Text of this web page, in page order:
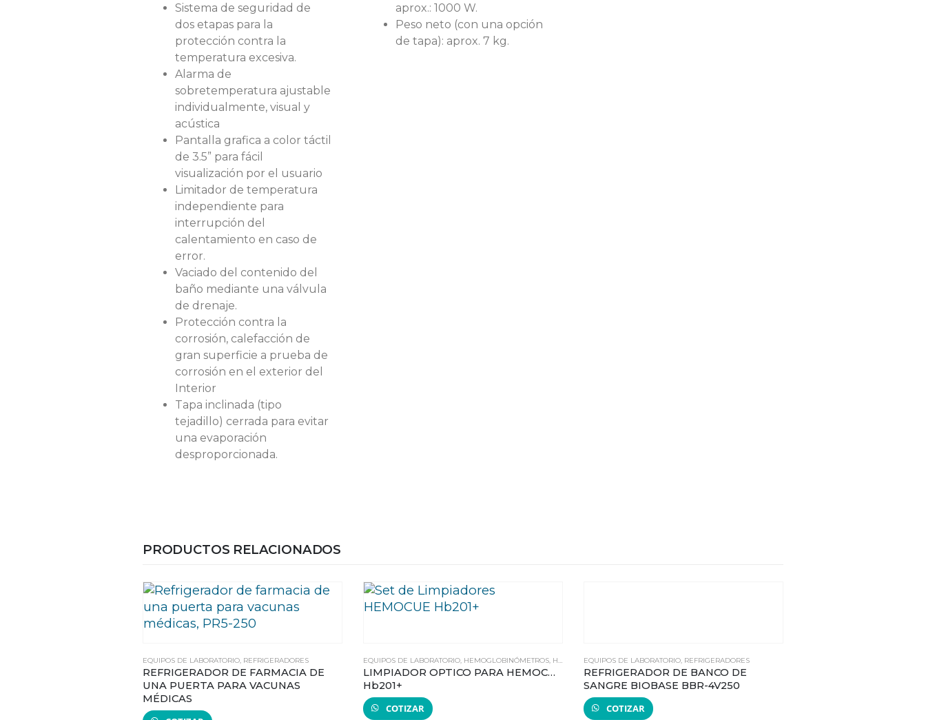
Sistema de seguridad de
dos etapas para la
protección contra la
temperatura excesiva.
Alarma de
sobretemperatura ajustable
individualmente, visual y
acústica
Pantalla grafica a color táctil
de 3.5” para fácil
visualización por el usuario
Limitador de temperatura
independiente para
interrupción del
calentamiento en caso de
error.
Vaciado del contenido del
baño mediante una válvula
de drenaje.
Protección contra la
corrosión, calefacción de
gran superficie a prueba de
corrosión en el exterior del
Interior
Tapa inclinada (tipo
tejadillo) cerrada para evitar
una evaporación
desproporcionada.
aprox.: 1000 W.
Peso neto (con una opción
de tapa): aprox. 7 kg.
PRODUCTOS RELACIONADOS
EQUIPOS DE LABORATORIO REFRIGERADORES
REFRIGERADOR DE FARMACIA DE
UNA PUERTA PARA VACUNAS
MÉDICAS
EQUIPOS DE LABORATORIO, HEMOGLOBINÓMETROS, HEMOGLOBINÓMETROS
LIMPIADOR OPTICO PARA HEMOCUE
Hb201+
COTIZAR
EQUIPOS DE LABORATORIO, REFRIGERADORES
REFRIGERADOR DE BANCO DE
SANGRE BIOBASE BBR-4V250
COTIZAR